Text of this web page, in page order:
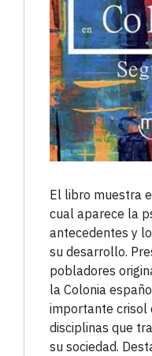
El libro muestra
cual aparece la
antecedentes y
su desarrollo.
pobladores
la Colonia
importante crisol
disciplinas que
su sociedad.